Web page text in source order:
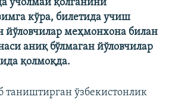
учолмай қолганини
кўра, билетида учиш
йўловчилар меҳмонхона билан
аниқ бўлмаган йўловчилар
қолмоқда.
таништирган ўзбекистонлик